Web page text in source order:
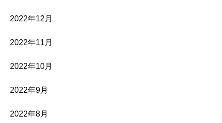
2022年12月
2022年11月
2022年10月
2022年9月
2022年8月